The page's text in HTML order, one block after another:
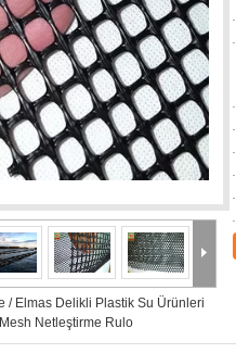
/ Elmas Delikli Plastik Su Ürünleri
Netleştirme Rulo